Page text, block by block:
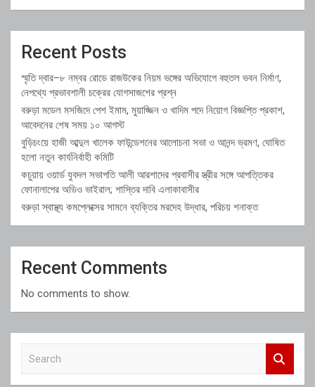
Recent Posts
স্মৃতি দ্বার–৮ নম্বর রোডে রাজউকের নিয়ম ভঙ্গের অভিযোগে বহুতল ভবন নির্মাণ,
নেপথ্যে প্রভাবশালী চক্রের যোগসাজশের প্রশ্ন
বরুড়া মডেল মসজিদে পেশ ইমাম, মুয়াজ্জিন ও খাদিম পদে নিয়োগ বিজ্ঞপ্তি প্রকাশ,
আবেদনের শেষ সময় ১০ আগস্ট
বুড়িচংয়ে হাজী আব্দুল খালেক ফাউন্ডেশনের আলোচনা সভা ও আনন্দ ভ্রমণ, ঘোষিত
হলো নতুন কার্যনির্বাহী কমিটি
কচুয়ায় ওয়ার্ড যুবদল সভাপতি আলী আরশাদের প্রবাসীর স্ত্রীর সঙ্গে আপত্তিকর
ফোনালাপের অডিও ভাইরাল; শাস্তির দাবি এলাকাবাসীর
বরুড়া স্বাস্থ্য কমপ্লেক্সের সামনে ব্যক্তির মরদেহ উদ্ধার, পরিচয় শনাক্ত
Recent Comments
No comments to show.